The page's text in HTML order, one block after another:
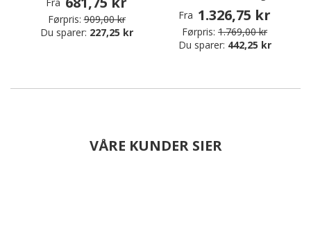
Førpris: 909,00 kr
Du sparer: 227,25 kr
Fra 1.326,75 kr
Førpris: 1.769,00 kr
Du sparer: 442,25 kr
VÅRE KUNDER SIER